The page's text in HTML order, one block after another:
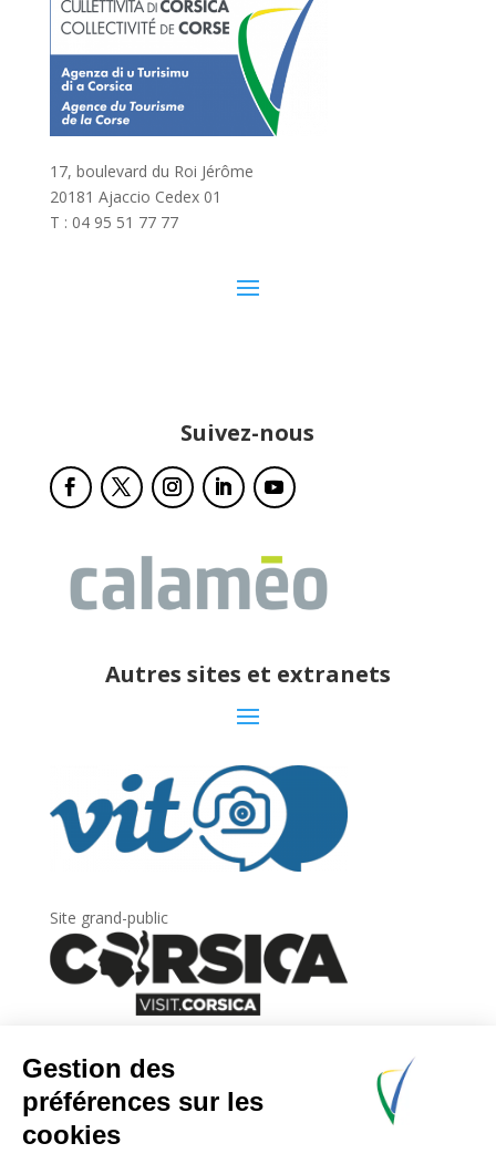
17, boulevard du Roi Jérôme
20181 Ajaccio Cedex 01
T : 04 95 51 77 77
Suivez-nous
Autres sites et extranets
Site grand-public
Newsletter
Inscrivez-vous àla lettre d’information
l’Agence du tourisme de la Corse.